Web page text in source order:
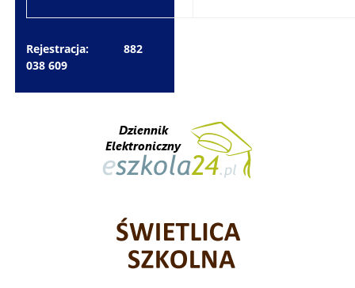
Rejestracja: 882
038 609